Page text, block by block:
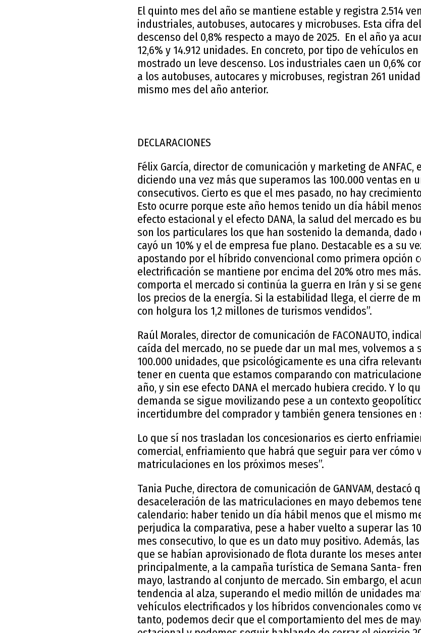
El quinto mes del año se mantiene estable y registra 2.514
industriales, autobuses, autocares y microbuses. Esta cifra
descenso del 0,8% respecto a mayo de 2025. En el año ya
12,6% y 14.912 unidades. En concreto, por tipo de vehículos
mostrado un leve descenso. Los industriales caen un 0,6%
a los autobuses, autocares y microbuses, registran 261
mismo mes del año anterior.
DECLARACIONES
Félix García, director de comunicación y marketing de ANFAC,
diciendo una vez más que superamos las 100.000 ventas en
consecutivos. Cierto es que el mes pasado, no hay
Esto ocurre porque este año hemos tenido un día hábil
efecto estacional y el efecto DANA, la salud del mercado es
son los particulares los que han sostenido la demanda,
cayó un 10% y el de empresa fue plano. Destacable es a su
apostando por el híbrido convencional como primera opción
electrificación se mantiene por encima del 20% otro mes
comporta el mercado si continúa la guerra en Irán y si se
los precios de la energía. Si la estabilidad llega, el cierre de
con holgura los 1,2 millones de turismos vendidos”.
Raúl Morales, director de comunicación de FACONAUTO,
caída del mercado, no se puede dar un mal mes, volvemos
100.000 unidades, que psicológicamente es una cifra
tener en cuenta que estamos comparando con
año, y sin ese efecto DANA el mercado hubiera crecido. Y lo
demanda se sigue movilizando pese a un contexto
incertidumbre del comprador y también genera tensiones en
Lo que sí nos trasladan los concesionarios es cierto
comercial, enfriamiento que habrá que seguir para ver cómo
matriculaciones en los próximos meses”.
Tania Puche, directora de comunicación de GANVAM, destacó
desaceleración de las matriculaciones en mayo debemos
calendario: haber tenido un día hábil menos que el mismo
perjudica la comparativa, pese a haber vuelto a superar las
mes consecutivo, lo que es un dato muy positivo. Además,
que se habían aprovisionado de flota durante los meses
principalmente, a la campaña turística de Semana Santa-
mayo, lastrando al conjunto de mercado. Sin embargo, el
tendencia al alza, superando el medio millón de unidades
vehículos electrificados y los híbridos convencionales como
tanto, podemos decir que el comportamiento del mes de